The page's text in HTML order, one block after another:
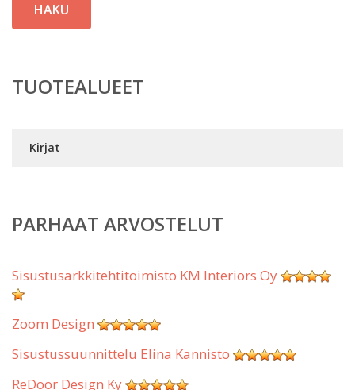
HAKU
TUOTEALUEET
Kirjat
PARHAAT ARVOSTELUT
Sisustusarkkitehtitoimisto KM Interiors Oy
Zoom Design
Sisustussuunnittelu Elina Kannisto
ReDoor Design Ky